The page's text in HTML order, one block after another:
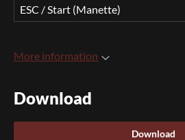
ESC / Start (Manette)
More information
Download
Download